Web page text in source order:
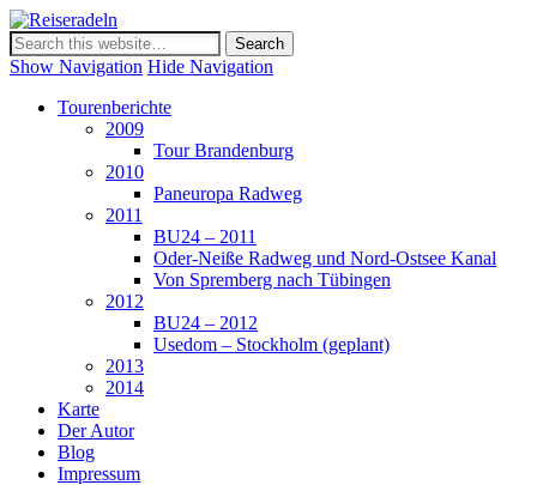
Show Navigation Hide Navigation
Tourenberichte
2009
Tour Brandenburg
2010
Paneuropa Radweg
2011
BU24 – 2011
Oder-Neiße Radweg und Nord-Ostsee Kanal
Von Spremberg nach Tübingen
2012
BU24 – 2012
Usedom – Stockholm (geplant)
2013
2014
Karte
Der Autor
Blog
Impressum